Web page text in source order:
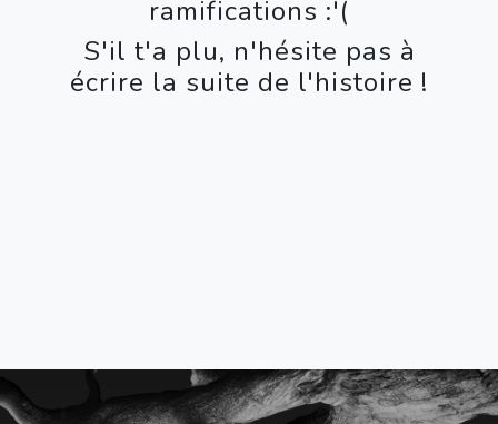
ramifications :'(
S'il t'a plu, n'hésite pas à
écrire la suite de l'histoire !